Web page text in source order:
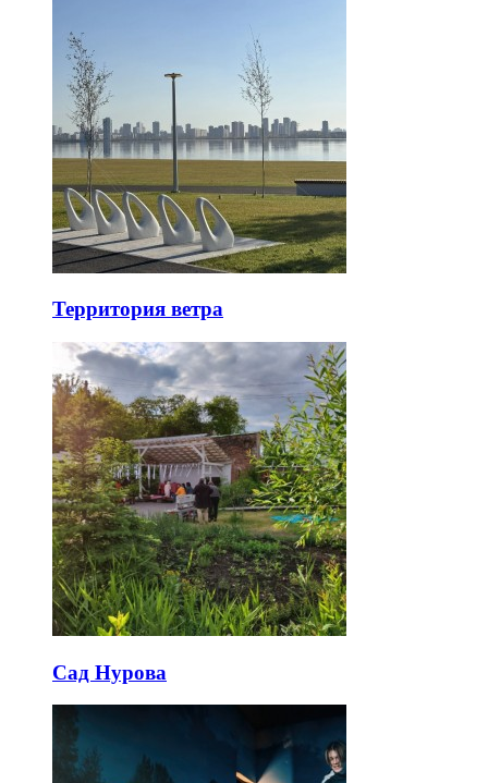
Территория ветра
Сад Нурова